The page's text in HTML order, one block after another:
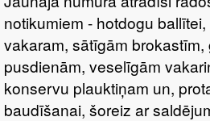
notikumiem - hotdogu
vakaram, sātīgām
pusdienām, veselīgām
konservu plauktiņam un,
baudīšanai, šoreiz ar